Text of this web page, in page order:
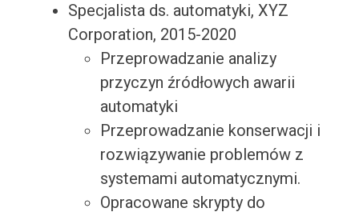
Specjalista ds. automatyki, XYZ
Corporation, 2015-2020
Przeprowadzanie analizy
przyczyn źródłowych awarii
automatyki
Przeprowadzanie konserwacji i
rozwiązywanie problemów z
systemami automatycznymi.
Opracowane skrypty do